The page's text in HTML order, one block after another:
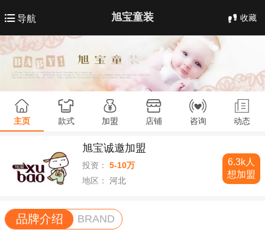
导航 旭宝童装 收藏
主页 款式 加盟 店铺 咨询 动态
旭宝诚邀加盟
投资：
5-10万
地区：
河北
6.3k人
想加盟
品牌介绍 BRAND